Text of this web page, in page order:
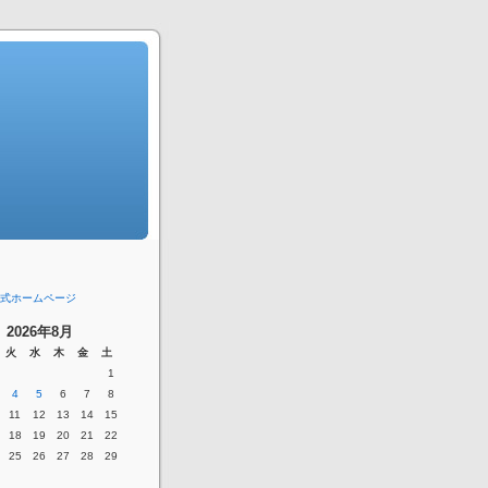
ホームページ
2026年8月
火 水 木 金
土
1
4 5 6 7
8
11 12 13 14
15
18 19 20 21
22
25 26 27 28
29